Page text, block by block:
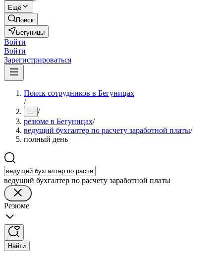
Ещё
Поиск
Бегуницы
Войти
Войти
Зарегистрироваться
Поиск сотрудников в Бегуницах
/
... /
резюме в Бегуницах/
ведущий бухгалтер по расчету заработной платы/
полный день
ведущий бухгалтер по расчету заработной платы
Резюме
Найти